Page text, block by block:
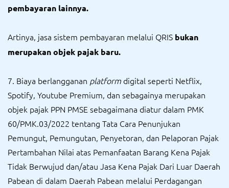
pembayaran lainnya.
Artinya, jasa sistem pembayaran melalui QRIS bukan
merupakan objek pajak baru.
7. Biaya berlangganan platform digital seperti Netflix,
Spotify, Youtube Premium, dan sebagainya merupakan
objek pajak PPN PMSE sebagaimana diatur dalam PMK
60/PMK.03/2022 tentang Tata Cara Penunjukan
Pemungut, Pemungutan, Penyetoran, dan Pelaporan Pajak
Pertambahan Nilai atas Pemanfaatan Barang Kena Pajak
Tidak Berwujud dan/atau Jasa Kena Pajak Dari Luar Daerah
Pabean di dalam Daerah Pabean melalui Perdagangan